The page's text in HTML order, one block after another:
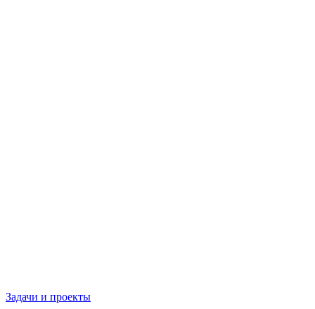
Задачи и проекты